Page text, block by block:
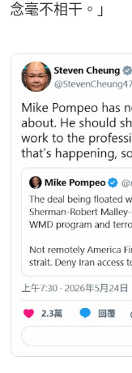
念毫不相干。」